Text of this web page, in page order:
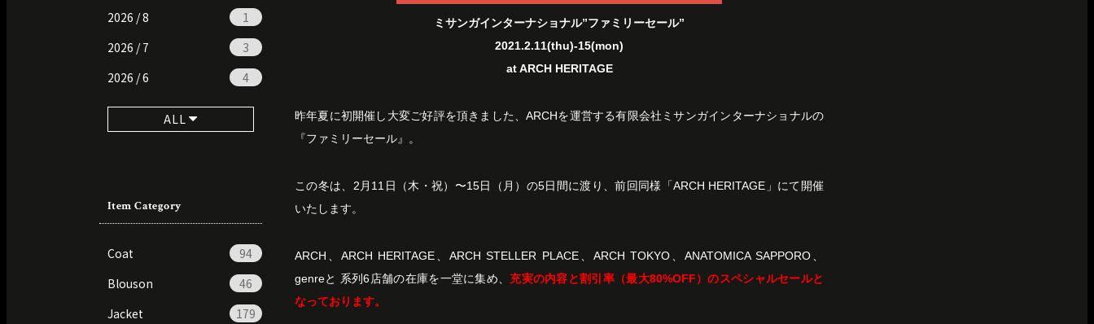
2026 / 8
1
2026 / 7
3
2026 / 6
4
ALL
Item Category
Coat
94
Blouson
46
Jacket
179
ミサンガインターナショナル”ファミリーセール”
2021.2.11(thu)-15(mon)
at ARCH HERITAGE
昨年夏に初開催し大変ご好評を頂きました、ARCHを運営する有限会社ミサンガインターナショナルの
『ファミリーセール』。
この冬は、2月11日（木・祝）〜15日（月）の5日間に渡り、前回同様「ARCH HERITAGE」にて開催
いたします。
ARCH、ARCH HERITAGE、ARCH STELLER PLACE、ARCH TOKYO、ANATOMICA SAPPORO、
genreと 系列6店舗の在庫を一堂に集め、 充実の内容と割引率（最大80%OFF）のスペシャルセールと
なっております。